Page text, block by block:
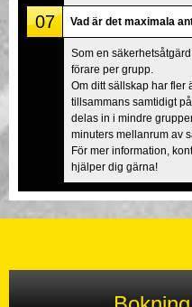
07 Vad är det maximala
Som en
förare per grupp.
Om ditt sällskap har fler
tillsammans samtidigt
delas in i mindre
minuters mellanrum av
För mer information,
hjälper dig gärna!